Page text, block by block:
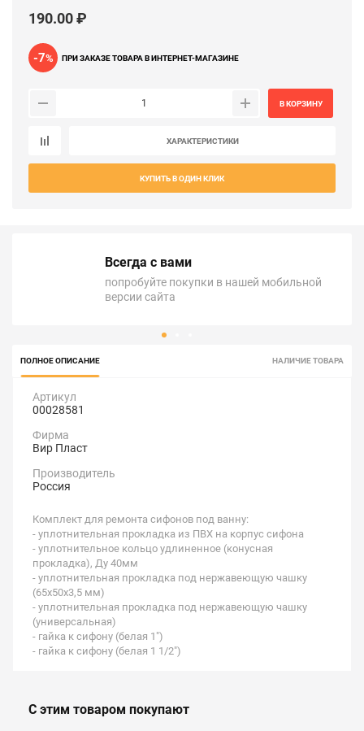
190.00 ₽
-7% ПРИ ЗАКАЗЕ ТОВАРА В ИНТЕРНЕТ-МАГАЗИНЕ
В КОРЗИНУ
ХАРАКТЕРИСТИКИ
КУПИТЬ В ОДИН КЛИК
Всегда с вами
попробуйте покупки в нашей мобильной
версии сайта
ПОЛНОЕ ОПИСАНИЕ НАЛИЧИЕ ТОВАРА
Артикул
00028581
Фирма
Вир Пласт
Производитель
Россия
Комплект для ремонта сифонов под ванну:
- уплотнительная прокладка из ПВХ на корпус сифона
- уплотнительное кольцо удлиненное (конусная
прокладка), Ду 40мм
- уплотнительная прокладка под нержавеющую чашку
(65х50х3,5 мм)
- уплотнительная прокладка под нержавеющую чашку
(универсальная)
- гайка к сифону (белая 1")
- гайка к сифону (белая 1 1/2")
С этим товаром покупают